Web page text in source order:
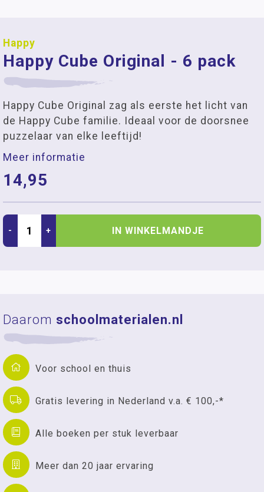
Happy
Happy Cube Original - 6 pack
Happy Cube Original zag als eerste het licht van
de Happy Cube familie. Ideaal voor de doorsnee
puzzelaar van elke leeftijd!
Meer informatie
14,95
- + IN WINKELMANDJE
Daarom schoolmaterialen.nl
Voor school en thuis
Gratis levering in Nederland v.a. € 100,-*
Alle boeken per stuk leverbaar
Meer dan 20 jaar ervaring